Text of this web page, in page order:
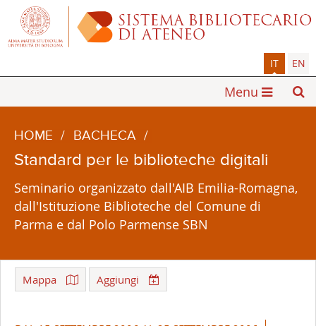
IT EN
Menu
HOME / BACHECA /
Standard per le biblioteche digitali
Seminario organizzato dall'AIB Emilia-Romagna,
dall'Istituzione Biblioteche del Comune di
Parma e dal Polo Parmense SBN
Mappa Aggiungi